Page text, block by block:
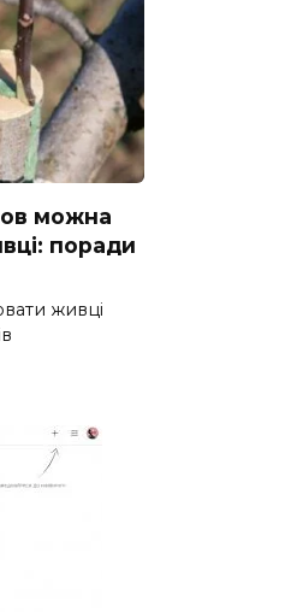
можна
поради
живці